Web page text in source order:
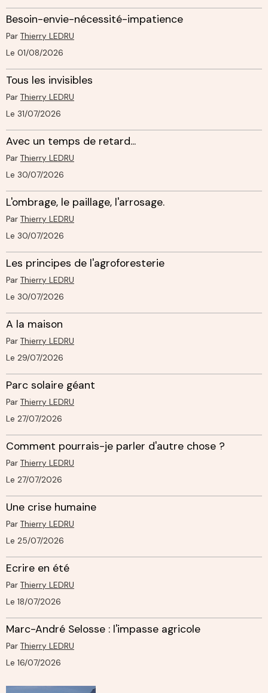
Besoin-envie-nécessité-impatience
Par Thierry LEDRU
Le 01/08/2026
Tous les invisibles
Par Thierry LEDRU
Le 31/07/2026
Avec un temps de retard...
Par Thierry LEDRU
Le 30/07/2026
L'ombrage, le paillage, l'arrosage.
Par Thierry LEDRU
Le 30/07/2026
Les principes de l'agroforesterie
Par Thierry LEDRU
Le 30/07/2026
A la maison
Par Thierry LEDRU
Le 29/07/2026
Parc solaire géant
Par Thierry LEDRU
Le 27/07/2026
Comment pourrais-je parler d'autre chose ?
Par Thierry LEDRU
Le 27/07/2026
Une crise humaine
Par Thierry LEDRU
Le 25/07/2026
Ecrire en été
Par Thierry LEDRU
Le 18/07/2026
Marc-André Selosse : l'impasse agricole
Par Thierry LEDRU
Le 16/07/2026